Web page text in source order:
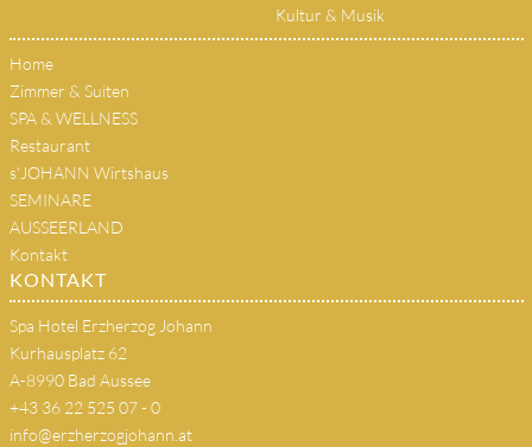
Kultur & Musik
Home
Zimmer & Suiten
SPA & WELLNESS
Restaurant
s'JOHANN Wirtshaus
SEMINARE
AUSSEERLAND
Kontakt
KONTAKT
Spa Hotel Erzherzog Johann
Kurhausplatz 62
A-8990 Bad Aussee
+43 36 22 525 07 - 0
info@erzherzogjohann.at